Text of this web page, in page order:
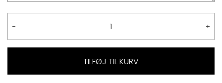
TILFØJ TIL KURV